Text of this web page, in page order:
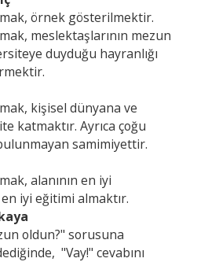
örnek gösterilmektir.
meslektaşlarının mezun
duyduğu hayranlığı
kişisel dünyana ve
katmaktır. Ayrıca çoğu
samimiyettir.
alanının en iyi
iyi eğitimi almaktır.
oldun?" sorusuna
"Vay!" cevabını